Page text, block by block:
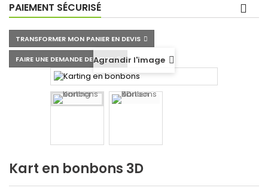
PAIEMENT SÉCURISÉ
TRANSFORMER MON PANIER EN DEVIS
FAIRE UNE DEMANDE DE DEVISAgrandir l'image
Kart en bonbons 3D